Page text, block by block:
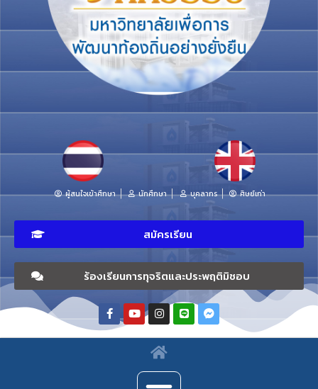
ผู้สนใจเข้าศึกษา นักศึกษา บุคลากร ศิษย์เก่า
สมัครเรียน
ร้องเรียนการทุจริตและประพฤติมิชอบ